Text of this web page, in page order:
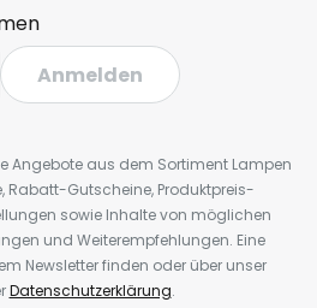
Anmelden
Angebote aus dem Sortiment Lampen
Rabatt-Gutscheine, Produktpreis-
sowie Inhalte von möglichen
und Weiterempfehlungen. Eine
Newsletter finden oder über unser
Datenschutzerklärung.